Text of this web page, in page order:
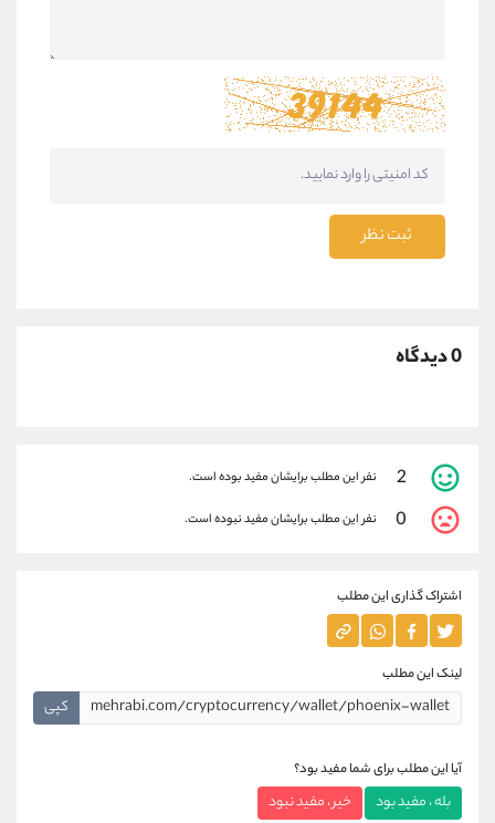
ثبت نظر
0 دیدگاه
2 نفر این مطلب برایشان مفید بوده است.
0 نفر این مطلب برایشان مفید نبوده است.
اشتراک گذاری این مطلب
لینک این مطلب
کپی
آیا این مطلب برای شما مفید بود؟
بله ، مفید بود خیر ، مفید نبود